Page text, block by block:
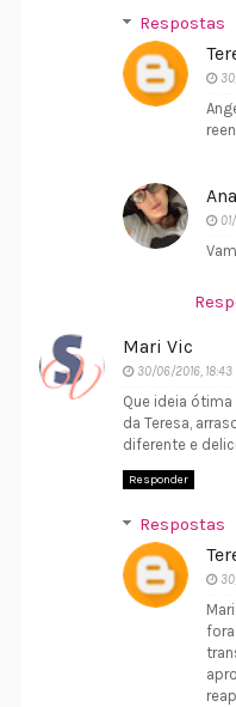
Respostas
Mari Vic
30/06/2016, 18:43
Que ideia
da Teresa,
diferente e
Responder
Respostas